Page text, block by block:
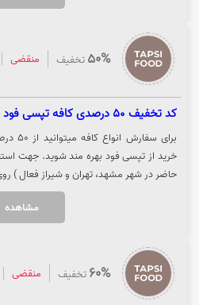
50% تخفیف منقضی
کد تخفیف 50 درصدی کافه تپسی فود
برای
خرید از تپسی فود بهره مند شوید. جهت
حاضر در شهر مشهد، تهران و شیراز فعال )
مشاهده
60% تخفیف منقضی